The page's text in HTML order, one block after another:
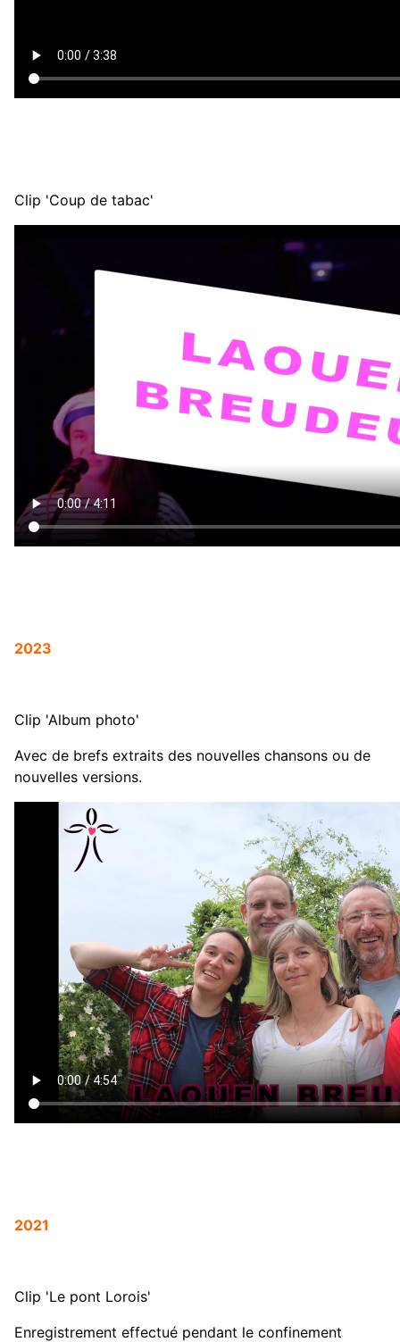
Clip 'Coup de tabac'
2023
Clip 'Album photo'
Avec de brefs extraits des nouvelles chansons ou de
nouvelles versions.
2021
Clip 'Le pont Lorois'
Enregistrement effectué pendant le confinement